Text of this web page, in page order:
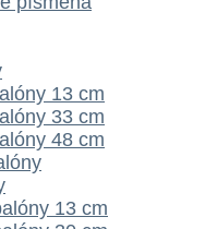
13 cm
33 cm
48 cm
13 cm